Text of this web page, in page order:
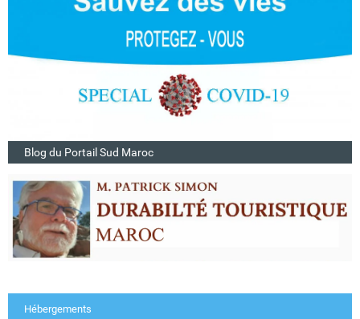
Blog du Portail Sud Maroc
Hébergements